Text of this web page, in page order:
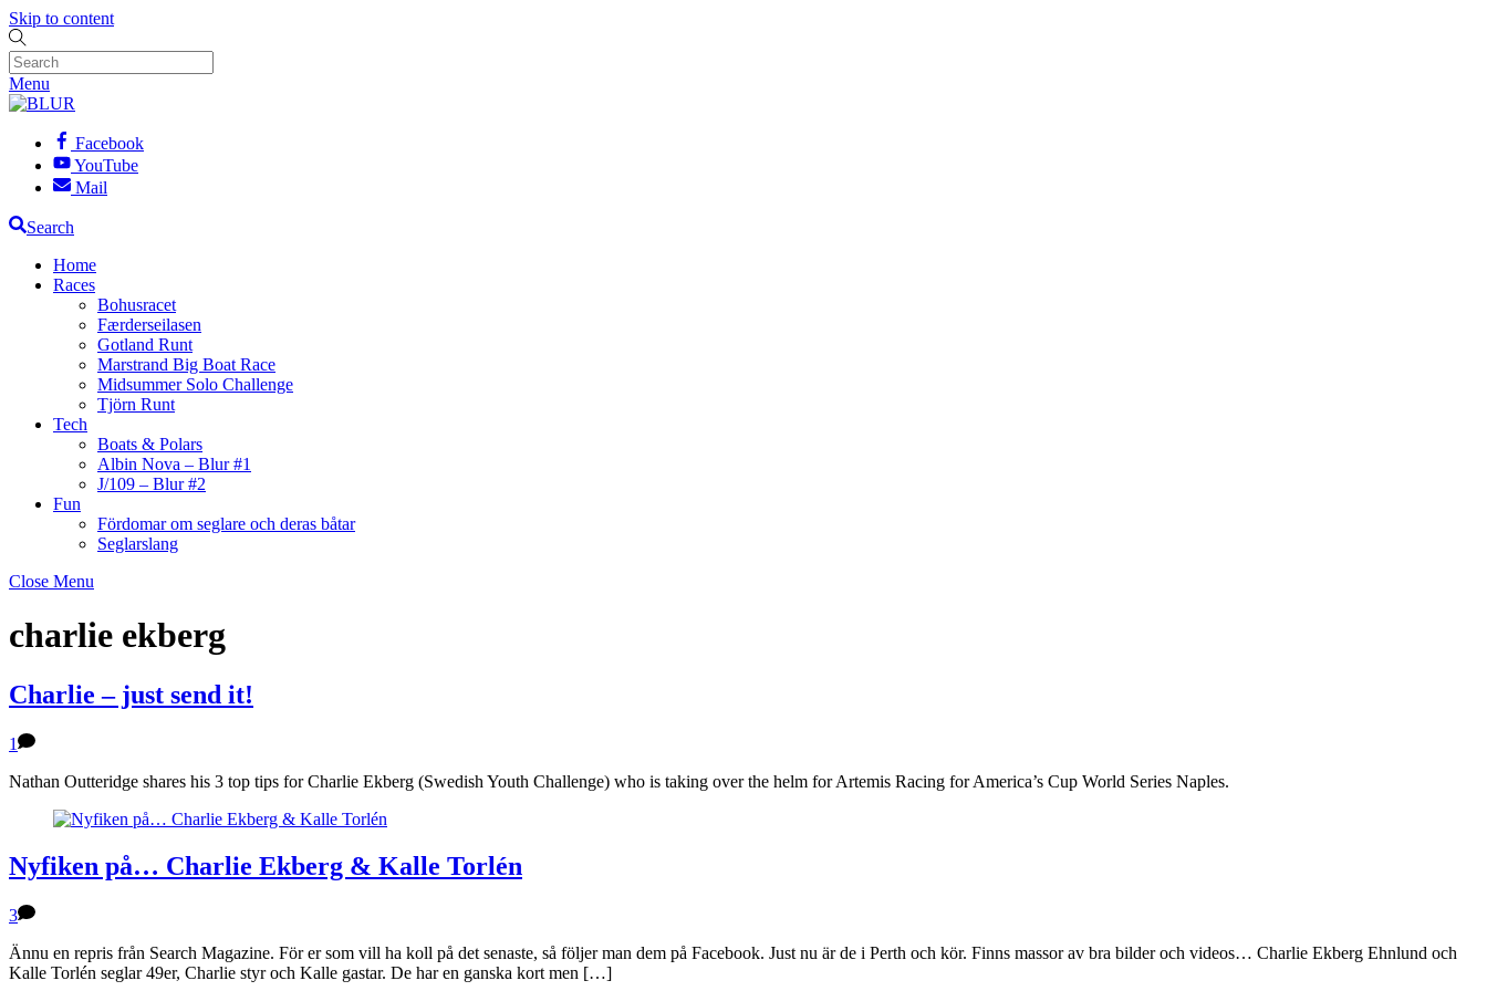
Skip to content
Menu
Facebook
YouTube
Mail
Search
Home
Races
Bohusracet
Færderseilasen
Gotland Runt
Marstrand Big Boat Race
Midsummer Solo Challenge
Tjörn Runt
Tech
Boats & Polars
Albin Nova – Blur #1
J/109 – Blur #2
Fun
Fördomar om seglare och deras båtar
Seglarslang
Close Menu
charlie ekberg
Charlie – just send it!
1
Nathan Outteridge shares his 3 top tips for Charlie Ekberg (Swedish Youth Challenge) who is taking over the helm for Artemis Racing for America’s Cup World Series Naples.
Nyfiken på… Charlie Ekberg & Kalle Torlén
3
Ännu en repris från Search Magazine. För er som vill ha koll på det senaste, så följer man dem på Facebook. Just nu är de i Perth och kör. Finns massor av bra bilder och videos… Charlie Ekberg Ehnlund och
Kalle Torlén seglar 49er, Charlie styr och Kalle gastar. De har en ganska kort men […]